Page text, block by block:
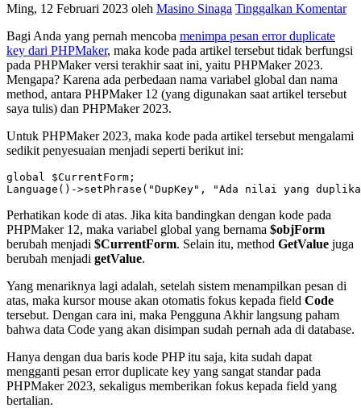
Ming, 12 Februari 2023 oleh Masino Sinaga Tinggalkan Komentar
Bagi Anda yang pernah mencoba menimpa pesan error duplicate
key dari PHPMaker, maka kode pada artikel tersebut tidak berfungsi
pada PHPMaker versi terakhir saat ini, yaitu PHPMaker 2023.
Mengapa? Karena ada perbedaan nama variabel global dan nama
method, antara PHPMaker 12 (yang digunakan saat artikel tersebut
saya tulis) dan PHPMaker 2023.
Untuk PHPMaker 2023, maka kode pada artikel tersebut mengalami
sedikit penyesuaian menjadi seperti berikut ini:
global $CurrentForm;
Perhatikan kode di atas. Jika kita bandingkan dengan kode pada
PHPMaker 12, maka variabel global yang bernama $objForm
berubah menjadi $CurrentForm. Selain itu, method GetValue juga
berubah menjadi getValue.
Yang menariknya lagi adalah, setelah sistem menampilkan pesan di
atas, maka kursor mouse akan otomatis fokus kepada field Code
tersebut. Dengan cara ini, maka Pengguna Akhir langsung paham
bahwa data Code yang akan disimpan sudah pernah ada di database.
Hanya dengan dua baris kode PHP itu saja, kita sudah dapat
mengganti pesan error duplicate key yang sangat standar pada
PHPMaker 2023, sekaligus memberikan fokus kepada field yang
bertalian.